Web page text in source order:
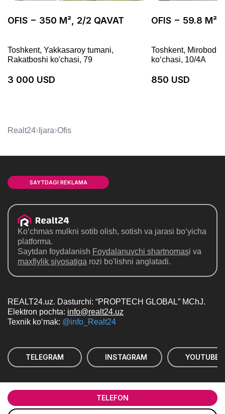
TELEFON
OFIS − 350 M², 2/2 QAVAT
Toshkent, Yakkasaroy tumani,
Rakatboshi ko'chasi, 79
3 000 USD
OFIS − 59.8 M²,
Toshkent, Mirobod
koʻchasi, 10/4A
850 USD
Realt24 Ijara ofis
SAYTDAGI REKLAMA
Ko‘chmas mulkni sotib olish, sotish va jarasi bo‘yicha
platforma.
Saytdan foydalanish Foydalanuvchi shartnomasi va
maxfiylik siyosatiga rozi bo'lishni anglatadi.
REALT24.uz. Dasturchi: “PROPTECH GLOBAL” MChJ.
Elektron pochta: info@realt24.uz
Texnik ko‘mak: @info_Realt24
TELEGRAM INSTAGRAM YOUTUBE
ko'paytirish, tarqatish va boshqa maqsadlarda foydalanish
"REALT24.UZ" ehtimol veb-saytga havola ko`rsatish bilan